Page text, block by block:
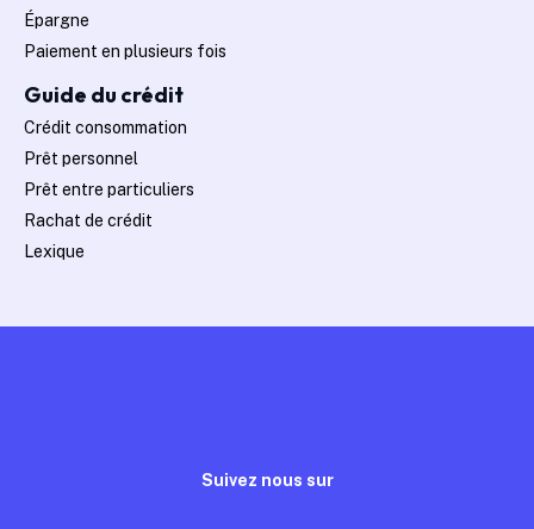
Épargne
Paiement en plusieurs fois
Guide du crédit
Crédit consommation
Prêt personnel
Prêt entre particuliers
Rachat de crédit
Lexique
Suivez nous sur